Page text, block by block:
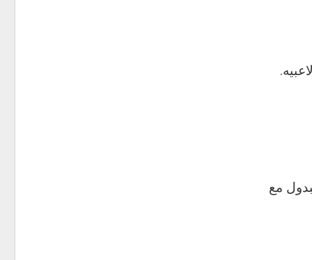
مع